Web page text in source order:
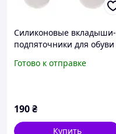
Силиконовые вкладыши-
подпяточники для обуви
прозрачные. Вставки в
Готово к отправке
190₴
Купить